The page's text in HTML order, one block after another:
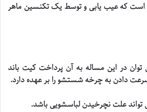
است که عیب یابی و توسط یک تکنسین ماهر
در این مساله به آن پرداخت کیت باند
دادن به چرخه شستشو را بر عهده دارد.
تواند علت نچرخیدن لباسشویی باشد.